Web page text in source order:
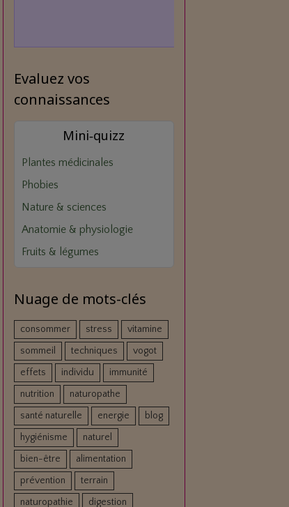
Evaluez vos
connaissances
Mini‑quizz
Plantes médicinales
Phobies
Nature & sciences
Anatomie & physiologie
Fruits & légumes
Nuage de mots-clés
consommer stress
vitamine
sommeil
techniques
vogot
effets
individu
immunité
nutrition
naturopathe
santé naturelle
energie
blog
hygiénisme
naturel
bien-être
alimentation
prévention
terrain
naturopathie
digestion